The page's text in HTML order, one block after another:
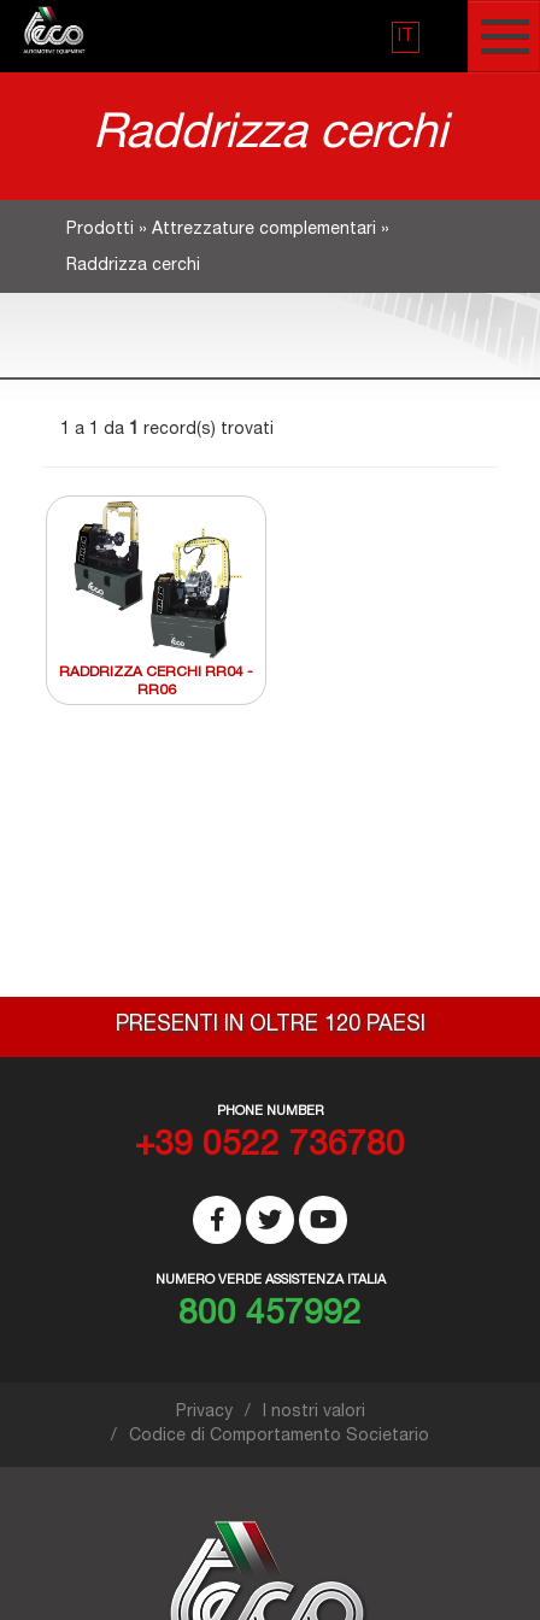
IT
Raddrizza cerchi
Prodotti » Attrezzature complementari »
Raddrizza cerchi
1 a 1 da 1 record(s) trovati
RADDRIZZA CERCHI RR04 -
RR06
PRESENTI IN OLTRE 120 PAESI
PHONE NUMBER
+39 0522 736780
NUMERO VERDE ASSISTENZA ITALIA
800 457992
Privacy
I nostri valori
Codice di Comportamento Societario